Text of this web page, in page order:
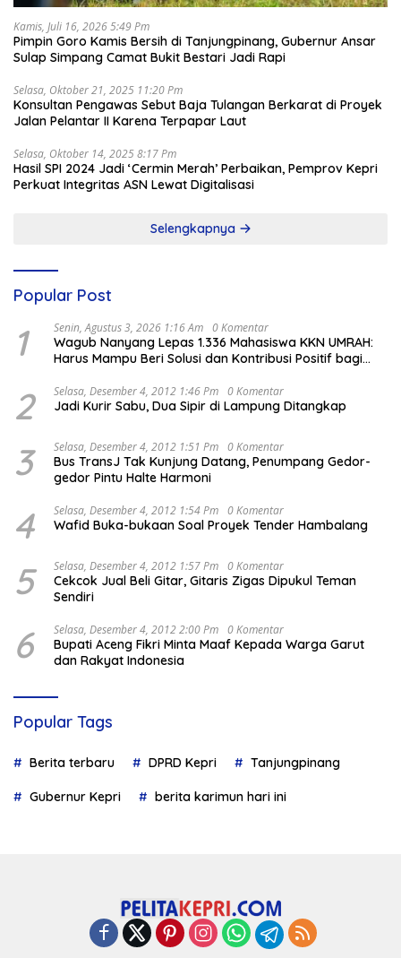
Kamis, Juli 16, 2026 5:49 Pm
Pimpin Goro Kamis Bersih di Tanjungpinang, Gubernur Ansar
Sulap Simpang Camat Bukit Bestari Jadi Rapi
Selasa, Oktober 21, 2025 11:20 Pm
Konsultan Pengawas Sebut Baja Tulangan Berkarat di Proyek
Jalan Pelantar II Karena Terpapar Laut
Selasa, Oktober 14, 2025 8:17 Pm
Hasil SPI 2024 Jadi ‘Cermin Merah’ Perbaikan, Pemprov Kepri
Perkuat Integritas ASN Lewat Digitalisasi
Selengkapnya
Popular Post
1 Senin, Agustus 3, 2026 1:16 Am 0 Komentar
Wagub Nanyang Lepas 1.336 Mahasiswa KKN UMRAH:
Harus Mampu Beri Solusi dan Kontribusi Positif bagi
2 Selasa, Desember 4, 2012 1:46 Pm 0 Komentar
Jadi Kurir Sabu, Dua Sipir di Lampung Ditangkap
3 Selasa, Desember 4, 2012 1:51 Pm 0 Komentar
Bus TransJ Tak Kunjung Datang, Penumpang Gedor-
gedor Pintu Halte Harmoni
4 Selasa, Desember 4, 2012 1:54 Pm 0 Komentar
Wafid Buka-bukaan Soal Proyek Tender Hambalang
5 Selasa, Desember 4, 2012 1:57 Pm 0 Komentar
Cekcok Jual Beli Gitar, Gitaris Zigas Dipukul Teman
Sendiri
6 Selasa, Desember 4, 2012 2:00 Pm 0 Komentar
Bupati Aceng Fikri Minta Maaf Kepada Warga Garut
dan Rakyat Indonesia
Popular Tags
Berita terbaru DPRD Kepri Tanjungpinang
Gubernur Kepri berita karimun hari ini